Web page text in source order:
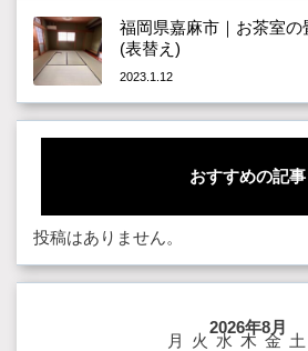
福岡県嘉麻市｜お茶室の
(表替え)
2023.1.12
おすすめの記事
投稿はありません。
2026年8月
月 火 水 木 金 土